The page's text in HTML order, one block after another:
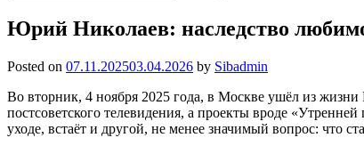
Юрий Николаев: наследство
Posted on 07.11.202503.04.2026 by Sibadmin
Во вторник, 4 ноября 2025 года, в Москве ушёл из
постсоветского телевидения, а проекты вроде
уходе, встаёт и другой, не менее значимый вопрос: что